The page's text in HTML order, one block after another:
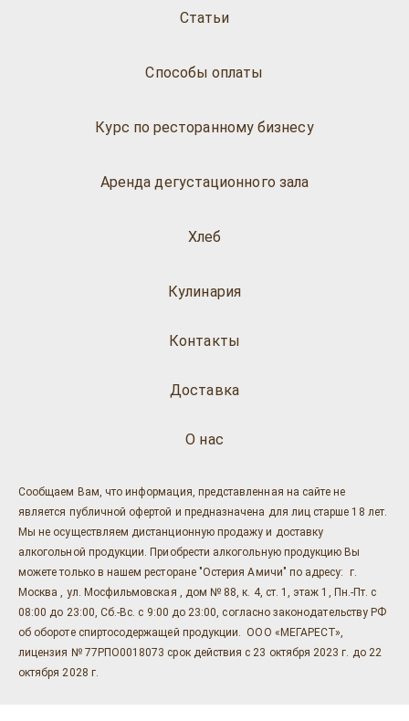
Статьи
Способы оплаты
Курс по ресторанному бизнесу
Аренда дегустационного зала
Хлеб
Кулинария
О нас
Доставка
Контакты
Сообщаем Вам, что информация, представленная на сайте не
является публичной офертой и предназначена для лиц старше 18 лет.
Мы не осуществляем дистанционную продажу и доставку
алкогольной продукции. Приобрести алкогольную продукцию Вы
можете только в нашем ресторане "Остерия Амичи" по адресу: г.
Москва , ул. Мосфильмовская , дом № 88, к. 4, ст. 1, этаж 1, Пн.-Пт. с
08:00 до 23:00, Сб.-Вс. с 9:00 до 23:00, согласно законодательству РФ
об обороте спиртосодержащей продукции. ООО «МЕГАРЕСТ»,
лицензия № 77РПО0018073 срок действия с 23 октября 2023 г. до 22
октября 2028 г.